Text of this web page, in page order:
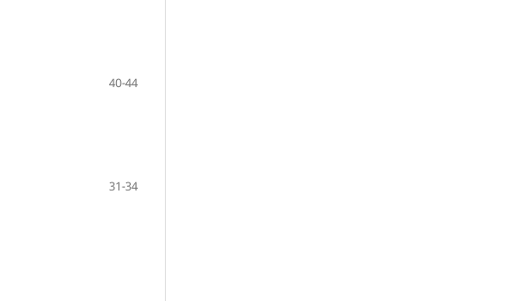
40-44
31-34